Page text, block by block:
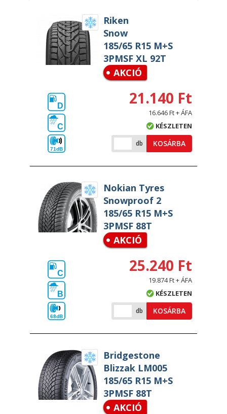
Riken
Snow
185/65 R15 M+S
3PMSF XL 92T
AKCIÓ
D
C
71dB
21.140 Ft
16.646 Ft + ÁFA
KÉSZLETEN
db KOSÁRBA
Nokian Tyres
Snowproof 2
185/65 R15 M+S
3PMSF 88T
AKCIÓ
C
B
68dB
25.240 Ft
19.874 Ft + ÁFA
KÉSZLETEN
db KOSÁRBA
Bridgestone
Blizzak LM005
185/65 R15 M+S
3PMSF 88T
AKCIÓ